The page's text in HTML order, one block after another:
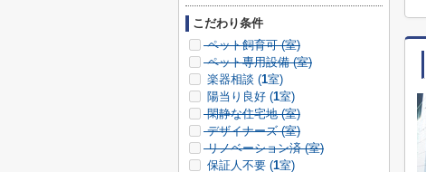
こだわり条件
ペット飼育可 (室)
ペット専用設備 (室)
楽器相談 (1室)
陽当り良好 (1室)
閑静な住宅地 (室)
デザイナーズ (室)
リノベーション済 (室)
保証人不要 (1室)